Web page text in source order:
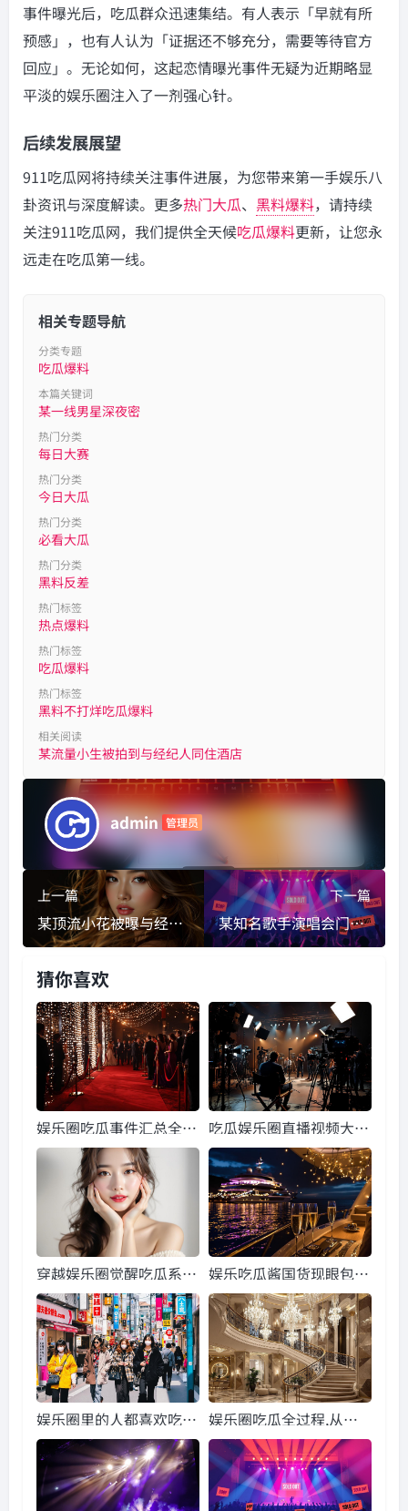
事件曝光后，吃瓜群众迅速集结。有人表示「早就有所
预感」，也有人认为「证据还不够充分，需要等待官方
回应」。无论如何，这起恋情曝光事件无疑为近期略显
平淡的娱乐圈注入了一剂强心针。
后续发展展望
911吃瓜网将持续关注事件进展，为您带来第一手娱乐八
卦资讯与深度解读。更多热门大瓜、 黑料爆料，请持续
关注911吃瓜网，我们提供全天候吃瓜爆料更新，让您永
远走在吃瓜第一线。
相关专题导航
分类专题
吃瓜爆料
本篇关键词
某一线男星深夜密
热门分类
每日大赛
热门分类
今日大瓜
热门分类
必看大瓜
热门分类
黑料反差
热门标签
热点爆料
热门标签
吃瓜爆料
热门标签
黑料不打烊吃瓜爆料
相关阅读
某流量小生被拍到与经纪人同住酒店
admin 管理员
上一篇
某顶流小花被曝与经纪公司闹掰，或将面临天价违约金
下一篇
某知名歌手演唱会门票秒空,黄牛票价炒至上万引众怒
猜你喜欢
娱乐圈吃瓜事件汇总全
文,揭秘明星幕后真相
吃瓜娱乐圈直播视频大
全,吃瓜群众狂欢时刻大
盘点
穿越娱乐圈觉醒吃瓜系
统,觉醒吃瓜系统带你领
略幕后真相
娱乐吃瓜酱国货现眼包
们,见证现眼包们的华丽
蜕变
娱乐圈里的人都喜欢吃
瓜,揭秘明星们的吃瓜日
常
娱乐圈吃瓜全过程,从热
议到真相全程追踪